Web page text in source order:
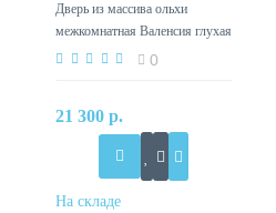
Дверь из массива ольхи
межкомнатная Валенсия глухая
цвет белая эмаль 0
21 300 р.